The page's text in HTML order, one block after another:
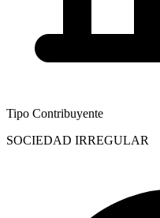
Tipo Contribuyente
SOCIEDAD IRREGULAR